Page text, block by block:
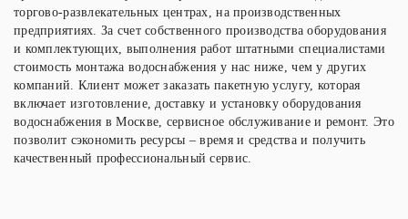
торгово-развлекательных центрах, на производственных
предприятиях. За счет собственного производства оборудования
и комплектующих, выполнения работ штатными специалистами
стоимость монтажа водоснабжения у нас ниже, чем у других
компаний. Клиент может заказать пакетную услугу, которая
включает изготовление, доставку и установкуоборудования
водоснабжения в Москве, сервисное обслуживание и ремонт. Это
позволит сэкономить ресурсы – время и средства и получить
качественный профессиональный сервис.